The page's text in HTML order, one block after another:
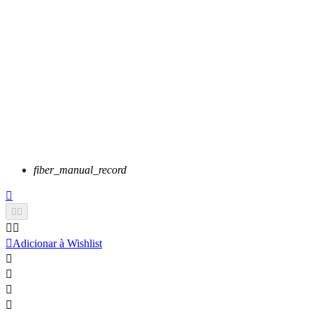
fiber_manual_record

 
 
Adicionar à Wishlist



